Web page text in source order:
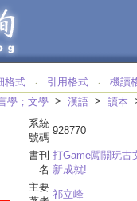
格式 ‧ 引用格式 ‧
機讀
學；文學 > 漢語 > 讀本
系統
號碼
928770
書刊
名
打Game闖關玩古
新成就!
主要
祁立峰